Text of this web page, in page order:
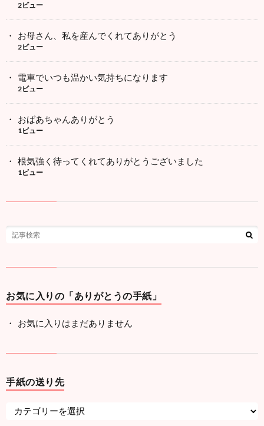
2ビュー
お母さん、私を産んでくれてありがとう
2ビュー
電車でいつも温かい気持ちになります
2ビュー
おばあちゃんありがとう
1ビュー
根気強く待ってくれてありがとうございました
1ビュー
お気に入りの「ありがとうの手紙」
お気に入りはまだありません
手紙の送り先